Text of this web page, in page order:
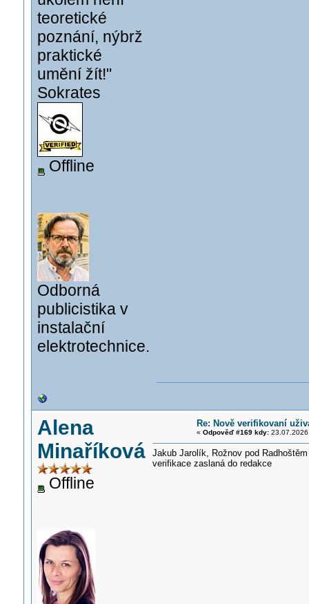
teoretické
poznání, nýbrž
praktické
umění žít!"
Sokrates
Offline
Odborná
publicistika v
instalační
elektrotechnice.
Alena
Minaříková
Offline
Re: Nově verifikovaní
« Odpověď #169 kdy:
Jakub Jarolík, Rožnov pod Radhoštěm
verifikace zaslaná do redakce